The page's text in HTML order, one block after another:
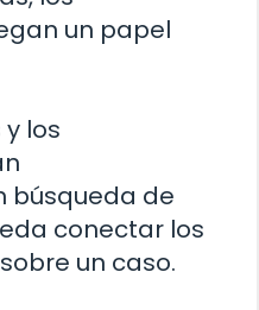
un papel
los
búsqueda de
conectar los
un caso.